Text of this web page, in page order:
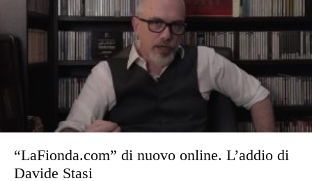
“LaFionda.com” di nuovo online. L’addio di
Davide Stasi